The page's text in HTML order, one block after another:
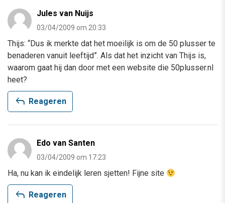
Jules van Nuijs
03/04/2009 om 20:33
Thijs: “Dus ik merkte dat het moeilijk is om de 50 plusser te
benaderen vanuit leeftijd”. Als dat het inzicht van Thijs is,
waarom gaat hij dan door met een website die 50plusser.nl
heet?
reply Reageren
Edo van Santen
03/04/2009 om 17:23
Ha, nu kan ik eindelijk leren sjetten! Fijne site
reply Reageren